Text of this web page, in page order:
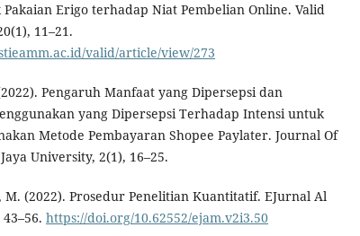
Erigo terhadap Niat Pembelian Online. Valid
11–21.
valid/article/view/273
Pengaruh Manfaat yang Dipersepsi dan
yang Dipersepsi Terhadap Intensi untuk
Metode Pembayaran Shopee Paylater. Journal Of
University, 2(1), 16–25.
(2022). Prosedur Penelitian Kuantitatif. EJurnal Al
https://doi.org/10.62552/ejam.v2i3.50